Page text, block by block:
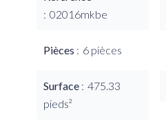
02016mkbe
Pièces 6 pièces
Surface
475.33
pieds²